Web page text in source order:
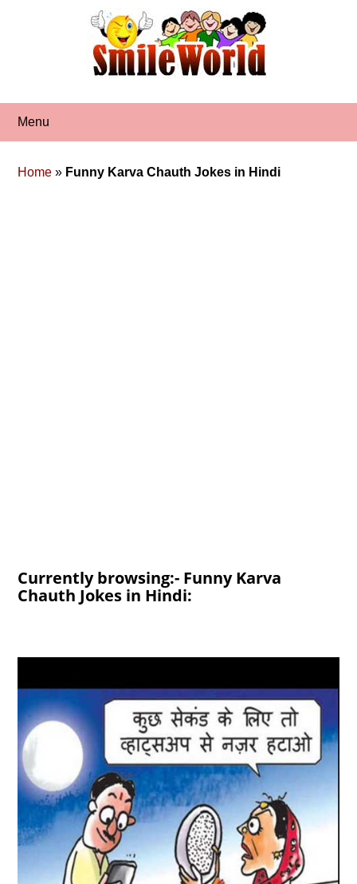
Menu
Home » Funny Karva Chauth Jokes in Hindi
Currently browsing:- Funny Karva
Chauth Jokes in Hindi: